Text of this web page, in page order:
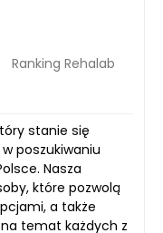
Ranking Rehalab
stanie się
poszukiwaniu
Nasza
które pozwolą
a także
temat każdych z